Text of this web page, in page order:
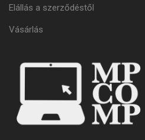
Elállás a szerződéstől
Vásárlás